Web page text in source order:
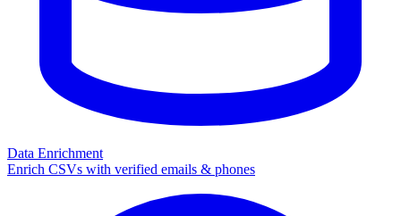
Data Enrichment
Enrich CSVs with verified emails & phones